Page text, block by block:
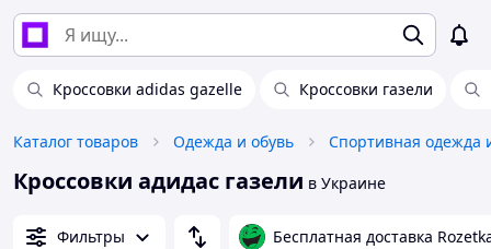
Кроссовки adidas gazelle Кроссовки газели
Каталог товаров Одежда и обувь Спортивная одежда
Кроссовки адидас газели в Украине
Фильтры Бесплатная доставка